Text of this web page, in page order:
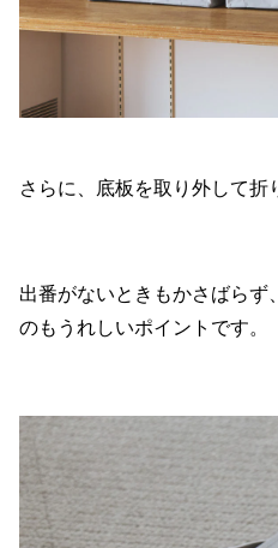
さらに、底板を取り外して折
出番がないときもかさばらず
のもうれしいポイントです。